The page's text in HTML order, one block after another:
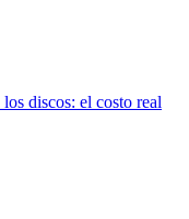
discos: el costo real